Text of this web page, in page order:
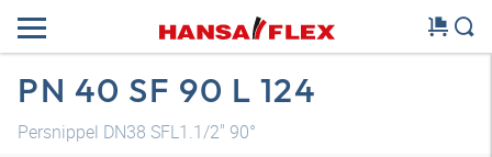
PN 40 SF 90 L 124
Persnippel DN38 SFL1.1/2" 90°